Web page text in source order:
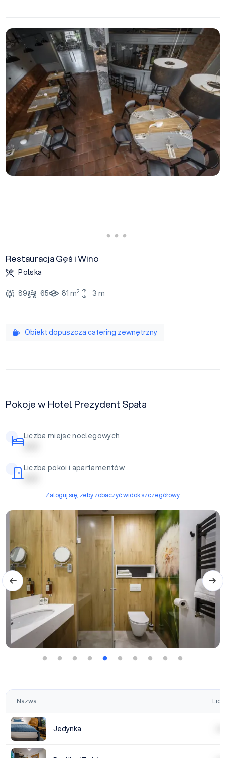
Restauracja Gęś i Wino
Polska
89 65 81 m2 3 m
Obiekt dopuszcza catering zewnętrzny
Pokoje w Hotel Prezydent Spała
Liczba miejsc noclegowych
| | | | |
Liczba pokoi i apartamentów
| | | | |
Zaloguj się, żeby zobaczyć widok szczegółowy
Nazwa
Jedynka